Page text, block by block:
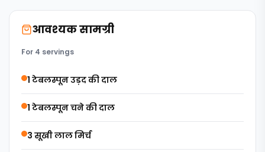
आवश्यक सामग्री
For 4 servings
1 टेबलस्पून उड़द की दाल
1 टेबलस्पून चने की दाल
3 सूखी लाल मिर्च